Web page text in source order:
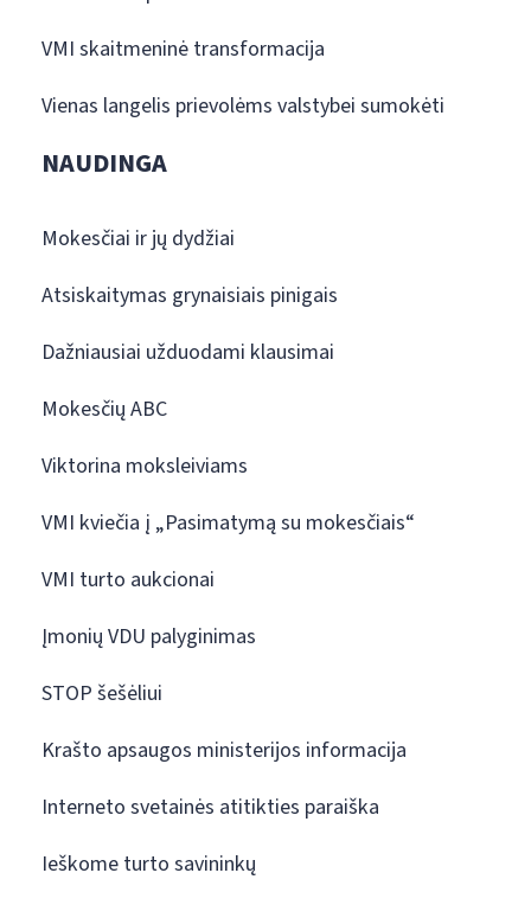
VMI skaitmeninė transformacija
Vienas langelis prievolėms valstybei sumokėti
NAUDINGA
Mokesčiai ir jų dydžiai
Atsiskaitymas grynaisiais pinigais
Dažniausiai užduodami klausimai
Mokesčių ABC
Viktorina moksleiviams
VMI kviečia į „Pasimatymą su mokesčiais“
VMI turto aukcionai
Įmonių VDU palyginimas
STOP šešėliui
Krašto apsaugos ministerijos informacija
Interneto svetainės atitikties paraiška
Ieškome turto savininkų